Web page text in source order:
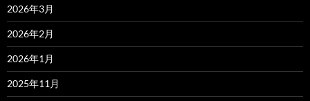
2026年3月
2026年2月
2026年1月
2025年11月